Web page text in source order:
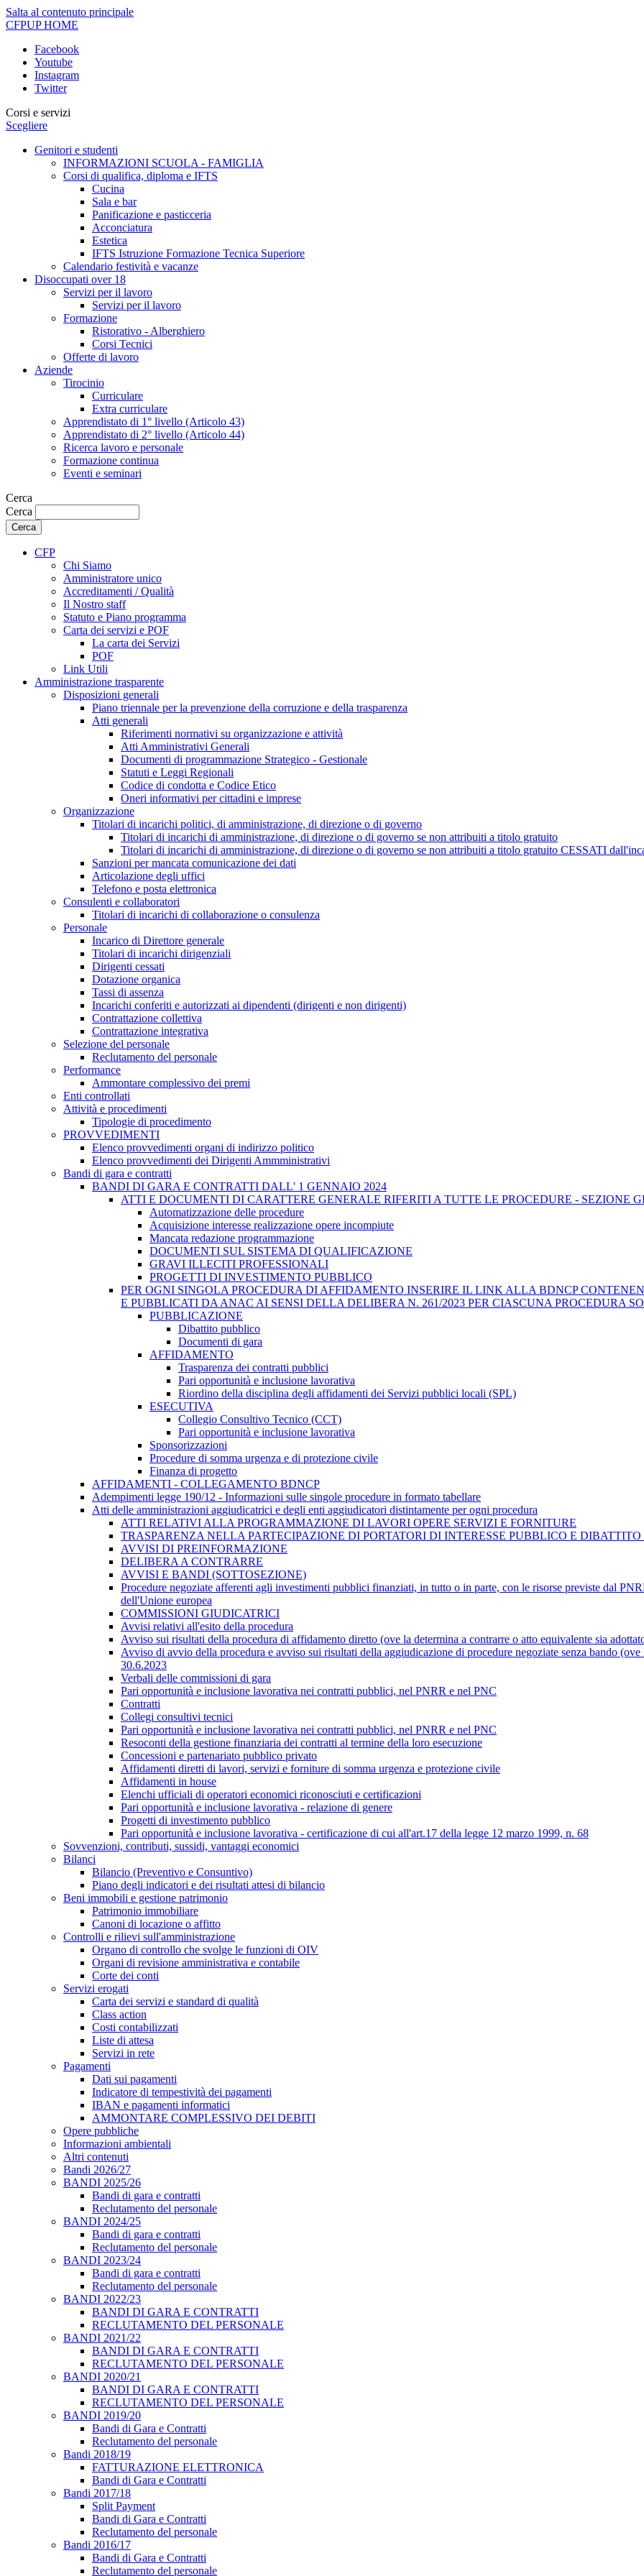
Salta al contenuto principale
CFPUPHOME
Facebook
Youtube
Instagram
Twitter
Corsi e servizi
Scegliere
Genitori e studenti
INFORMAZIONI SCUOLA - FAMIGLIA
Corsi di qualifica, diploma e IFTS
Cucina
Sala e bar
Panificazione e pasticceria
Acconciatura
Estetica
IFTS Istruzione Formazione Tecnica Superiore
Calendario festività e vacanze
Disoccupati over 18
Servizi per il lavoro
Servizi per il lavoro
Formazione
Ristorativo - Alberghiero
Corsi Tecnici
Offerte di lavoro
Aziende
Tirocinio
Curriculare
Extra curriculare
Apprendistato di 1° livello (Articolo 43)
Apprendistato di 2° livello (Articolo 44)
Ricerca lavoro e personale
Formazione continua
Eventi e seminari
Cerca
Cerca
CFP
Chi Siamo
Amministratore unico
Accreditamenti / Qualità
Il Nostro staff
Statuto e Piano programma
Carta dei servizi e POF
La carta dei Servizi
POF
Link Utili
Amministrazione trasparente
Disposizioni generali
Piano triennale per la prevenzione della corruzione e della trasparenza
Atti generali
Riferimenti normativi su organizzazione e attività
Atti Amministrativi Generali
Documenti di programmazione Strategico - Gestionale
Statuti e Leggi Regionali
Codice di condotta e Codice Etico
Oneri informativi per cittadini e imprese
Organizzazione
Titolari di incarichi politici, di amministrazione, di direzione o di governo
Titolari di incarichi di amministrazione, di direzione o di governo se non attribuiti a titolo gratuito
Titolari di incarichi di amministrazione, di direzione o di governo se non attribuiti a titolo gratuito CESSATI
Sanzioni per mancata comunicazione dei dati
Articolazione degli uffici
Telefono e posta elettronica
Consulenti e collaboratori
Titolari di incarichi di collaborazione o consulenza
Personale
Incarico di Direttore generale
Titolari di incarichi dirigenziali
Dirigenti cessati
Dotazione organica
Tassi di assenza
Incarichi conferiti e autorizzati ai dipendenti (dirigenti e non dirigenti)
Contrattazione collettiva
Contrattazione integrativa
Selezione del personale
Reclutamento del personale
Performance
Ammontare complessivo dei premi
Enti controllati
Attività e procedimenti
Tipologie di procedimento
PROVVEDIMENTI
Elenco provvedimenti organi di indirizzo politico
Elenco provvedimenti dei Dirigenti Ammministrativi
Bandi di gara e contratti
BANDI DI GARA E CONTRATTI DALL' 1 GENNAIO 2024
ATTI E DOCUMENTI DI CARATTERE GENERALE RIFERITI A TUTTE LE PROCEDURE - SEZIONE
Automatizzazione delle procedure
Acquisizione interesse realizzazione opere incompiute
Mancata redazione programmazione
DOCUMENTI SUL SISTEMA DI QUALIFICAZIONE
GRAVI ILLECITI PROFESSIONALI
PROGETTI DI INVESTIMENTO PUBBLICO
PER OGNI SINGOLA PROCEDURA DI AFFIDAMENTO INSERIRE IL LINK ALLA BDNCP
E PUBBLICATI DA ANAC AI SENSI DELLA DELIBERA N. 261/2023 PER CIASCUNA PROCEDURA
PUBBLICAZIONE
Dibattito pubblico
Documenti di gara
AFFIDAMENTO
Trasparenza dei contratti pubblici
Pari opportunità e inclusione lavorativa
Riordino della disciplina degli affidamenti dei Servizi pubblici locali (SPL)
ESECUTIVA
Collegio Consultivo Tecnico (CCT)
Pari opportunità e inclusione lavorativa
Sponsorizzazioni
Procedure di somma urgenza e di protezione civile
Finanza di progetto
AFFIDAMENTI - COLLEGAMENTO BDNCP
Adempimenti legge 190/12 - Informazioni sulle singole procedure in formato tabellare
Atti delle amministrazioni aggiudicatrici e degli enti aggiudicatori distintamente per ogni procedura
ATTI RELATIVI ALLA PROGRAMMAZIONE DI LAVORI OPERE SERVIZI E FORNITURE
TRASPARENZA NELLA PARTECIPAZIONE DI PORTATORI DI INTERESSE PUBBLICO E DIBATTITO
AVVISI DI PREINFORMAZIONE
DELIBERA A CONTRARRE
AVVISI E BANDI (SOTTOSEZIONE)
Procedure negoziate afferenti agli investimenti pubblici finanziati, in tutto o in parte, con le risorse previste dal
dell'Unione europea
COMMISSIONI GIUDICATRICI
Avvisi relativi all'esito della procedura
Avviso sui risultati della procedura di affidamento diretto (ove la determina a contrarre o atto equivalente sia
Avviso di avvio della procedura e avviso sui risultati della aggiudicazione di procedure negoziate senza bando
30.6.2023
Verbali delle commissioni di gara
Pari opportunità e inclusione lavorativa nei contratti pubblici, nel PNRR e nel PNC
Contratti
Collegi consultivi tecnici
Pari opportunità e inclusione lavorativa nei contratti pubblici, nel PNRR e nel PNC
Resoconti della gestione finanziaria dei contratti al termine della loro esecuzione
Concessioni e partenariato pubblico privato
Affidamenti diretti di lavori, servizi e forniture di somma urgenza e protezione civile
Affidamenti in house
Elenchi ufficiali di operatori economici riconosciuti e certificazioni
Pari opportunità e inclusione lavorativa - relazione di genere
Progetti di investimento pubblico
Pari opportunità e inclusione lavorativa - certificazione di cui all'art.17 della legge 12 marzo 1999, n. 68
Sovvenzioni, contributi, sussidi, vantaggi economici
Bilanci
Bilancio (Preventivo e Consuntivo)
Piano degli indicatori e dei risultati attesi di bilancio
Beni immobili e gestione patrimonio
Patrimonio immobiliare
Canoni di locazione o affitto
Controlli e rilievi sull'amministrazione
Organo di controllo che svolge le funzioni di OIV
Organi di revisione amministrativa e contabile
Corte dei conti
Servizi erogati
Carta dei servizi e standard di qualità
Class action
Costi contabilizzati
Liste di attesa
Servizi in rete
Pagamenti
Dati sui pagamenti
Indicatore di tempestività dei pagamenti
IBAN e pagamenti informatici
AMMONTARE COMPLESSIVO DEI DEBITI
Opere pubbliche
Informazioni ambientali
Altri contenuti
Bandi 2026/27
BANDI 2025/26
Bandi di gara e contratti
Reclutamento del personale
BANDI 2024/25
Bandi di gara e contratti
Reclutamento del personale
BANDI 2023/24
Bandi di gara e contratti
Reclutamento del personale
BANDI 2022/23
BANDI DI GARA E CONTRATTI
RECLUTAMENTO DEL PERSONALE
BANDI 2021/22
BANDI DI GARA E CONTRATTI
RECLUTAMENTO DEL PERSONALE
BANDI 2020/21
BANDI DI GARA E CONTRATTI
RECLUTAMENTO DEL PERSONALE
BANDI 2019/20
Bandi di Gara e Contratti
Reclutamento del personale
Bandi 2018/19
FATTURAZIONE ELETTRONICA
Bandi di Gara e Contratti
Bandi 2017/18
Split Payment
Bandi di Gara e Contratti
Reclutamento del personale
Bandi 2016/17
Bandi di Gara e Contratti
Reclutamento del personale